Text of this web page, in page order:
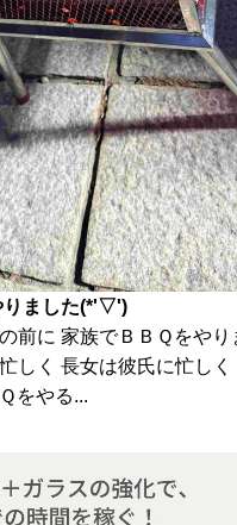
りました(*'▽')
前に 家族でＢＢＱをや
しく 長女は彼氏に忙し
をやる...